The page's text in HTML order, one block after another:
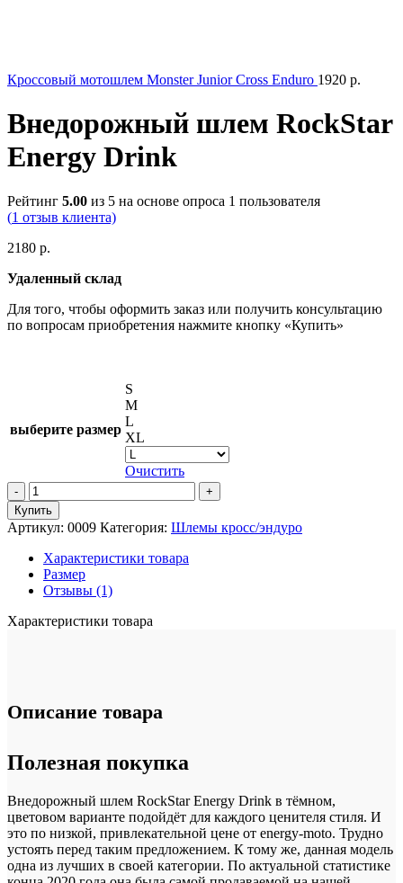
Кроссовый мотошлем Monster Junior Cross Enduro 1920 р.
Внедорожный шлем RockStar
Energy Drink
Рейтинг 5.00 из 5 на основе опроса 1 пользователя
(1 отзыв клиента)
2180 р.
Удаленный склад
Для того, чтобы оформить заказ или получить консультацию
по вопросам приобретения нажмите кнопку «Купить»
выберите размер
S
M
L
XL
Очистить
Количество
товара
Внедорожный
шлем
RockStar
Energy
Drink
Купить
Артикул: 0009 Категория: Шлемы кросс/эндуро
Характеристики товара
Размер
Отзывы (1)
Характеристики товара
Описание товара
Полезная покупка
Внедорожный шлем RockStar Energy Drink в тёмном,
цветовом варианте подойдёт для каждого ценителя стиля. И
это по низкой, привлекательной цене от energy-moto. Трудно
устоять перед таким предложением. К тому же, данная модель
одна из лучших в своей категории. По актуальной статистике